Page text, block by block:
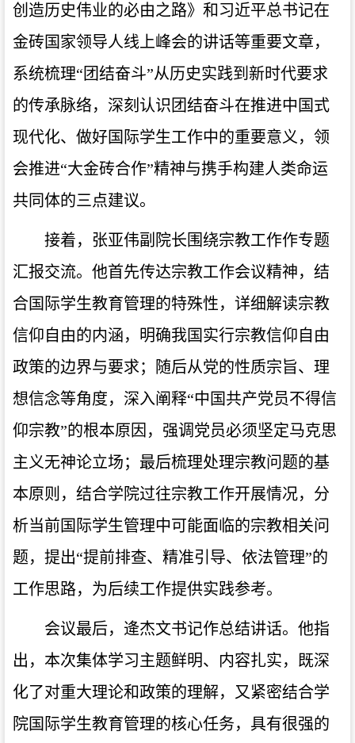
创造历史伟业的必由之路》和习近平总书记在
金砖国家领导人线上峰会的讲话等重要文章，
系统梳理“团结奋斗”从历史实践到新时代要求
的传承脉络，深刻认识团结奋斗在推进中国式
现代化、做好国际学生工作中的重要意义，领
会推进“大金砖合作”精神与携手构建人类命运
共同体的三点建议。
接着，张亚伟副院长围绕宗教工作作专题
汇报交流。他首先传达宗教工作会议精神，结
合国际学生教育管理的特殊性，详细解读宗教
信仰自由的内涵，明确我国实行宗教信仰自由
政策的边界与要求；随后从党的性质宗旨、理
想信念等角度，深入阐释“中国共产党员不得信
仰宗教”的根本原因，强调党员必须坚定马克思
主义无神论立场；最后梳理处理宗教问题的基
本原则，结合学院过往宗教工作开展情况，分
析当前国际学生管理中可能面临的宗教相关问
题，提出“提前排查、精准引导、依法管理”的
工作思路，为后续工作提供实践参考。
会议最后，逄杰文书记作总结讲话。他指
出，本次集体学习主题鲜明、内容扎实，既深
化了对重大理论和政策的理解，又紧密结合学
院国际学生教育管理的核心任务，具有很强的